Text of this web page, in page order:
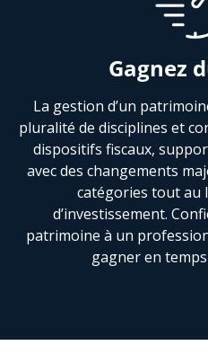
Gagnez
La gestion d’un
pluralité de disciplines et
dispositifs fiscaux,
avec des changements
catégories tout au
d’investissement.
patrimoine à un
gagner en